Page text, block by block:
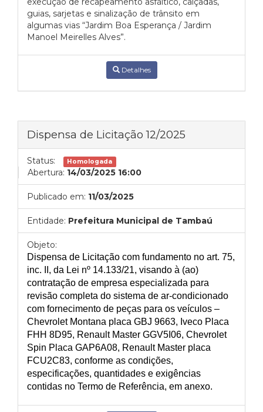
guias, sarjetas e sinalização de trânsito em
algumas vias “Jardim Boa Esperança / Jardim
Manoel Meirelles Alves”.
Detalhes
Dispensa de Licitação 12/2025
Status: Homologada
Abertura: 14/03/2025 16:00
Publicado em: 11/03/2025
Entidade: Prefeitura Municipal de Tambaú
Objeto:
Dispensa de Licitação com fundamento no art. 75,
inc. I
, da Lei nº 14.133/21, visando à (ao)
contratação de empresa especializada para
revisão completa do sistema de ar-condicionado
com fornecimento de peças para os veículos –
Chevrolet Montana placa GBJ 9663, Iveco Placa
FHH 8D95, Renault Master GGV5I06, Chevrolet
Spin Placa GAP6A08, Renault Master placa
FCU2C83, conforme as condições,
especificações, quantidades e exigências
contidas no Termo de Referência, em anexo.